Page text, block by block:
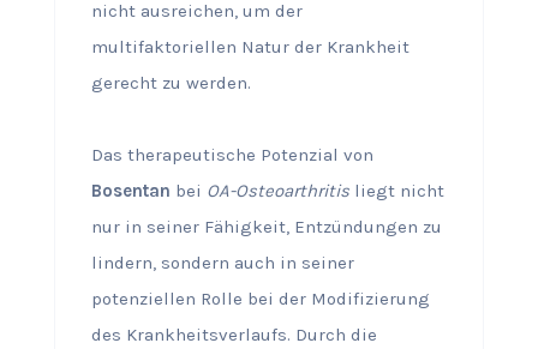
nicht ausreichen, um der
multifaktoriellen Natur der Krankheit
gerecht zu werden.
Das therapeutische Potenzial von
Bosentan bei OA-Osteoarthritisliegt nicht
nur in seiner Fähigkeit, Entzündungen zu
lindern, sondern auch in seiner
potenziellen Rolle bei der Modifizierung
des Krankheitsverlaufs. Durch die